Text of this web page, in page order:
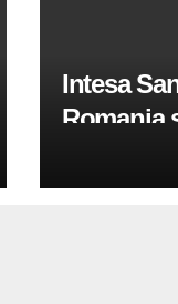
Intesa
Romania